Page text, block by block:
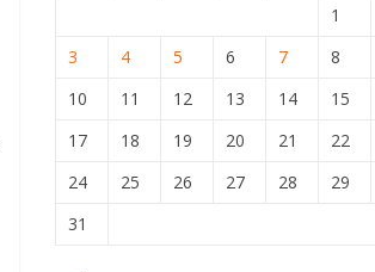
1
3
4 5 6 7 8
10
11 12 13 14 15
17
18 19 20 21 22
24
25 26 27 28 29
31